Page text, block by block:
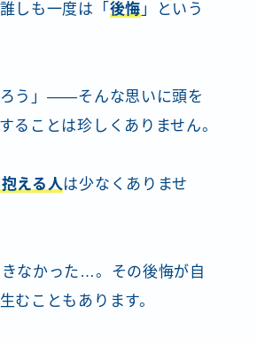
しも一度は「 後悔 」という
ろう」——そんな思いに頭を
ることは珍しくありません。
える人は少なくありませ
なかった…。その後悔が自
むこともあります。